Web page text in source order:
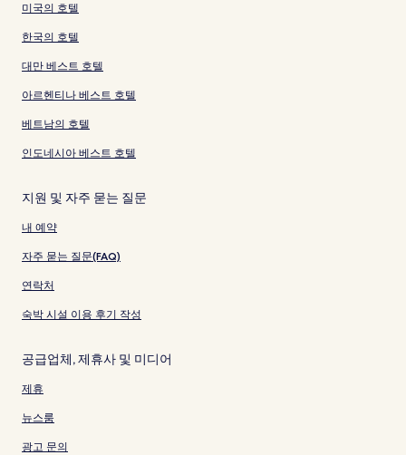
미국의 호텔
한국의 호텔
대만 베스트 호텔
아르헨티나 베스트 호텔
베트남의 호텔
인도네시아 베스트 호텔
지원 및 자주 묻는 질문
내 예약
자주 묻는 질문(FAQ)
연락처
숙박 시설 이용 후기 작성
공급업체, 제휴사 및 미디어
제휴
뉴스룸
광고 문의